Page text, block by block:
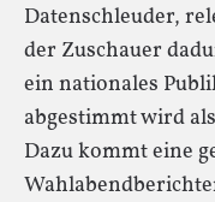
Datenschleuder,
der Zuschauer
ein nationales
abgestimmt wird
Dazu kommt eine